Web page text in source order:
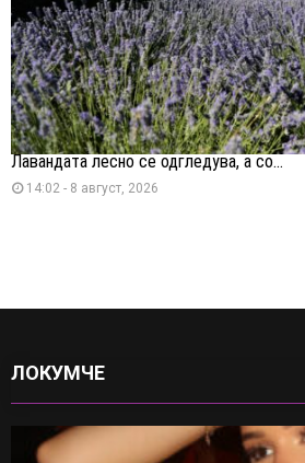
Лавандата лесно се одгледува, а со...
14:02 - 8 август, 2026
ЛОКУМЧЕ